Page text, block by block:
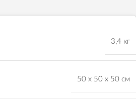
3,4 кг
50 х 50 х 50 см